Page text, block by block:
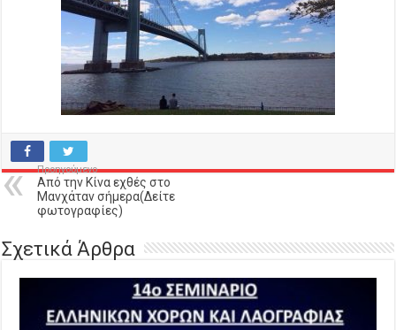
Προηγούμενο
Από την Κίνα εχθές στο
Μανχάταν σήμερα(Δείτε
φωτογραφίες)
Σχετικά Άρθρα